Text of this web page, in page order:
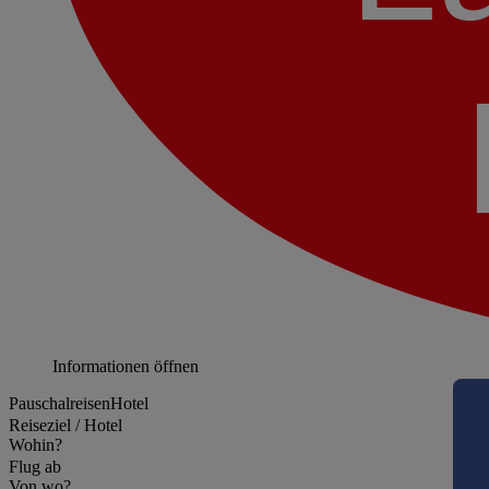
Informationen öffnen
PauschalreisenHotel
Reiseziel / Hotel
Wohin?
Flug ab